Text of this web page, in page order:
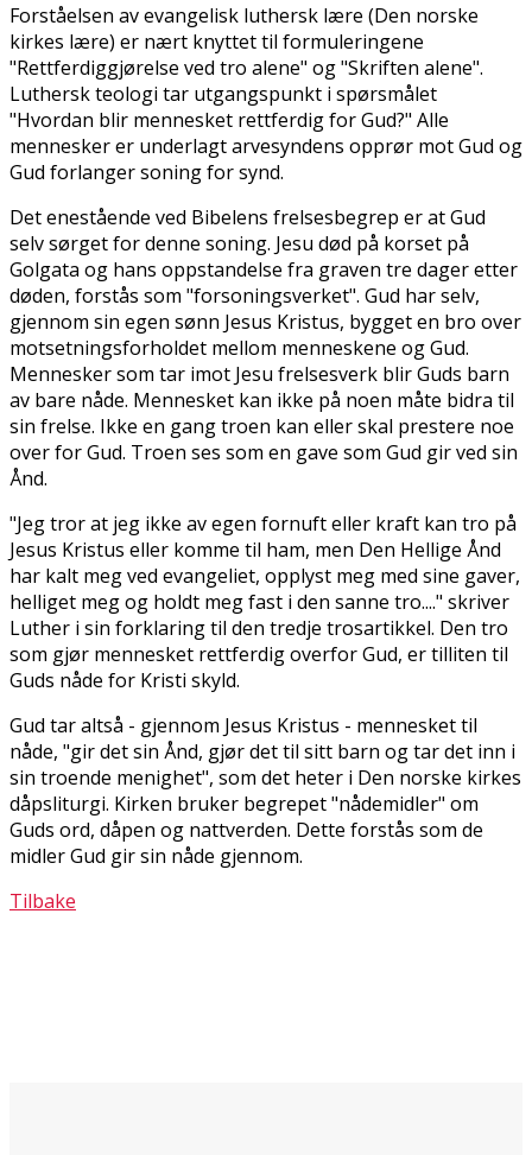
Forståelsen av evangelisk luthersk lære (Den norske
kirkes lære) er nært knyttet til formuleringene
"Rettferdiggjørelse ved tro alene" og "Skriften alene".
Luthersk teologi tar utgangspunkt i spørsmålet
"Hvordan blir mennesket rettferdig for Gud?" Alle
mennesker er underlagt arvesyndens opprør mot Gud og
Gud forlanger soning for synd.
Det enestående ved Bibelens frelsesbegrep er at Gud
selv sørget for denne soning. Jesu død på korset på
Golgata og hans oppstandelse fra graven tre dager etter
døden, forstås som "forsoningsverket". Gud har selv,
gjennom sin egen sønn Jesus Kristus, bygget en bro over
motsetningsforholdet mellom menneskene og Gud.
Mennesker som tar imot Jesu frelsesverk blir Guds barn
av bare nåde. Mennesket kan ikke på noen måte bidra til
sin frelse. Ikke en gang troen kan eller skal prestere noe
over for Gud. Troen ses som en gave som Gud gir ved sin
Ånd.
"Jeg tror at jeg ikke av egen fornuft eller kraft kan tro på
Jesus Kristus eller komme til ham, men Den Hellige Ånd
har kalt meg ved evangeliet, opplyst meg med sine gaver,
helliget meg og holdt meg fast i den sanne tro...." skriver
Luther i sin forklaring til den tredje trosartikkel. Den tro
som gjør mennesket rettferdig overfor Gud, er tilliten til
Guds nåde for Kristi skyld.
Gud tar altså - gjennom Jesus Kristus - mennesket til
nåde, "gir det sin Ånd, gjør det til sitt barn og tar det inn i
sin troende menighet", som det heter i Den norske kirkes
dåpsliturgi. Kirken bruker begrepet "nådemidler" om
Guds ord, dåpen og nattverden. Dette forstås som de
midler Gud gir sin nåde gjennom.
Tilbake